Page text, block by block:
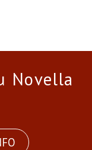
Novella